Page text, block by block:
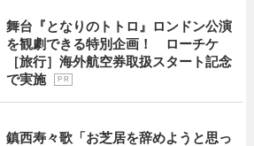
舞台『となりのトトロ』ロンドン公演
を観劇できる特別企画！ ローチケ
［旅行］海外航空券取扱スタート記念
で実施
P R
鎮西寿々歌「お芝居を辞めようと思っ